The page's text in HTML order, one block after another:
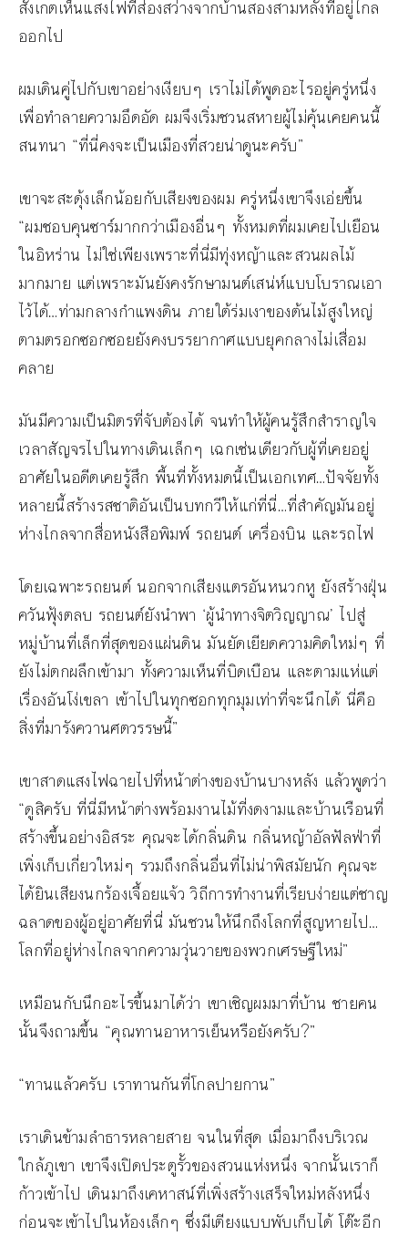
สังเกตเห็นแสงไฟที่ส่องสว่างจากบ้านสองสามหลังที่อยู่ไกล
ออกไป
ผมเดินคู่ไปกับเขาอย่างเงียบๆ เราไม่ได้พูดอะไรอยู่ครู่หนึ่ง
เพื่อทำลายความอึดอัด ผมจึงเริ่มชวนสหายผู้ไม่คุ้นเคยคนนี้
สนทนา “ที่นี่คงจะเป็นเมืองที่สวยน่าดูนะครับ”
เขาจะสะดุ้งเล็กน้อยกับเสียงของผม ครู่หนึ่งเขาจึงเอ่ยขึ้น
“ผมชอบคุนซาร์มากกว่าเมืองอื่นๆ ทั้งหมดที่ผมเคยไปเยือน
ในอิหร่าน ไม่ใช่เพียงเพราะที่นี่มีทุ่งหญ้าและสวนผลไม้
มากมาย แต่เพราะมันยังคงรักษามนต์เสน่ห์แบบโบราณเอา
ไว้ได้…ท่ามกลางกำแพงดิน ภายใต้ร่มเงาของต้นไม้สูงใหญ่
ตามตรอกซอกซอยยังคงบรรยากาศแบบยุคกลางไม่เสื่อม
คลาย
มันมีความเป็นมิตรที่จับต้องได้ จนทำให้ผู้คนรู้สึกสำราญใจ
เวลาสัญจรไปในทางเดินเล็กๆ เฉกเช่นเดียวกับผู้ที่เคยอยู่
อาศัยในอดีตเคยรู้สึก พื้นที่ทั้งหมดนี้เป็นเอกเทศ…ปัจจัยทั้ง
หลายนี้สร้างรสชาติอันเป็นบทกวีให้แก่ที่นี่…ที่สำคัญมันอยู่
ห่างไกลจากสื่อหนังสือพิมพ์ รถยนต์ เครื่องบิน และรถไฟ
โดยเฉพาะรถยนต์ นอกจากเสียงแตรอันหนวกหู ยังสร้างฝุ่น
ควันฟุ้งตลบ รถยนต์ยังนำพา ‘ผู้นำทางจิตวิญญาณ’ ไปสู่
หมู่บ้านที่เล็กที่สุดของแผ่นดิน มันยัดเยียดความคิดใหม่ๆ ที่
ยังไม่ตกผลึกเข้ามา ทั้งความเห็นที่บิดเบือน และตามแห่แต่
เรื่องอันโง่เขลา เข้าไปในทุกซอกทุกมุมเท่าที่จะนึกได้ นี่คือ
สิ่งที่มารังควานศตวรรษนี้”
เขาสาดแสงไฟฉายไปที่หน้าต่างของบ้านบางหลัง แล้วพูดว่า
“ดูสิครับ ที่นี่มีหน้าต่างพร้อมงานไม้ที่งดงามและบ้านเรือนที่
สร้างขึ้นอย่างอิสระ คุณจะได้กลิ่นดิน กลิ่นหญ้าอัลฟัลฟ่าที่
เพิ่งเก็บเกี่ยวใหม่ๆ รวมถึงกลิ่นอื่นที่ไม่น่าพิสมัยนัก คุณจะ
ได้ยินเสียงนกร้องเจื้อยแจ้ว วิถีการทำงานที่เรียบง่ายแต่ชาญ
ฉลาดของผู้อยู่อาศัยที่นี่ มันชวนให้นึกถึงโลกที่สูญหายไป…
โลกที่อยู่ห่างไกลจากความวุ่นวายของพวกเศรษฐีใหม่”
เหมือนกับนึกอะไรขึ้นมาได้ว่า เขาเชิญผมมาที่บ้าน ชายคน
นั้นจึงถามขึ้น “คุณทานอาหารเย็นหรือยังครับ?”
“ทานแล้วครับ เราทานกันที่โกลปายกาน”
เราเดินข้ามลำธารหลายสาย จนในที่สุด เมื่อมาถึงบริเวณ
ใกล้ภูเขา เขาจึงเปิดประตูรั้วของสวนแห่งหนึ่ง จากนั้นเราก็
ก้าวเข้าไป เดินมาถึงเคหาสน์ที่เพิ่งสร้างเสร็จใหม่หลังหนึ่ง
ก่อนจะเข้าไปในห้องเล็กๆ ซึ่งมีเตียงแบบพับเก็บได้ โต๊ะอีก